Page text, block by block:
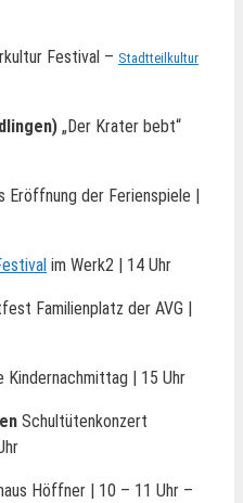
Festival – Stadtteilkultur
„Der Krater bebt“
Eröffnung der Ferienspiele |
im Werk2 | 14 Uhr
Familienplatz der AVG |
Kindernachmittag | 15 Uhr
Schultütenkonzert
Höffner | 10 – 11 Uhr –